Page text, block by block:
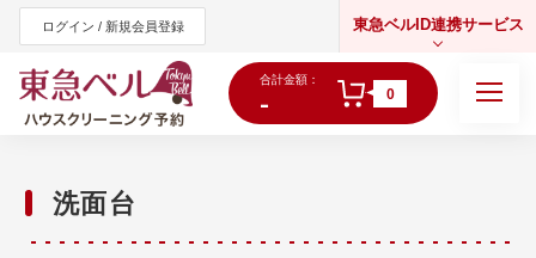
ログイン / 新規会員登録 東急ベルID連携サービス
合計金額：
- 0
洗面台